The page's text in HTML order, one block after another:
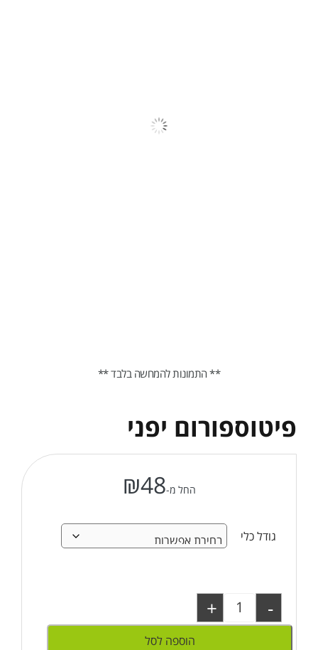
פיטוספורום יפני
החל מ- ₪48
גודל כלי
-
+
הוספה לסל
** התמונות להמחשה בלבד **